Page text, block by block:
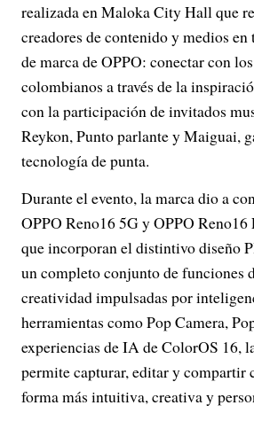
realizada en Maloka City Hall que
creadores de contenido y medios
de marca de OPPO: conectar con
colombianos a través de la
con la participación de invitados
Reykon, Punto parlante y Maiguai,
tecnología de punta.
Durante el evento, la marca dio a
OPPO Reno16 5G y OPPO
que incorporan el distintivo diseño
un completo conjunto de funciones
creatividad impulsadas por
herramientas como Pop Camera,
experiencias de IA de ColorOS 16,
permite capturar, editar y compartir
forma más intuitiva, creativa y